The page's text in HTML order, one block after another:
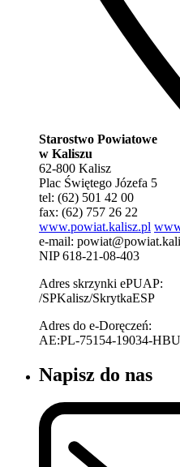
Starostwo Powiatowe
w Kaliszu
62-800 Kalisz
Plac Świętego Józefa 5
tel: (62) 501 42 00
fax: (62) 757 26 22
www.powiat.kalisz.pl
e-mail:
NIP 618-21-08-403
Adres skrzynki ePUAP:
/SPKalisz/SkrytkaESP
Adres do e-Doręczeń:
AE:PL-75154-19034-
Napisz do nas